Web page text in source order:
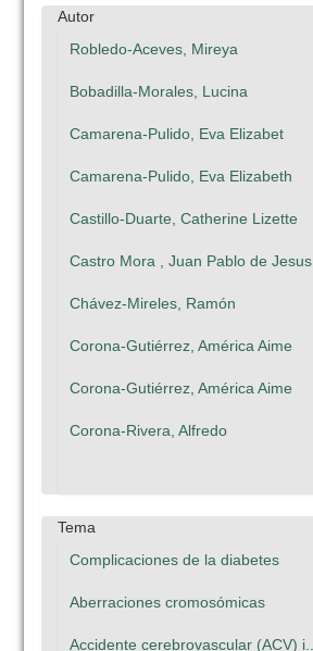
Autor
Robledo-Aceves, Mireya
Bobadilla-Morales, Lucina
Camarena-Pulido, Eva Elizabet
Camarena-Pulido, Eva Elizabeth
Castillo-Duarte, Catherine Lizette
Castro Mora , Juan Pablo de Jesus
Chávez-Mireles, Ramón
Corona-Gutiérrez, América Aime
Corona-Gutiérrez, América Aime
Corona-Rivera, Alfredo
Tema
Complicaciones de la diabetes
Aberraciones cromosómicas
Accidente cerebrovascular (ACV) i...